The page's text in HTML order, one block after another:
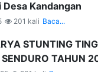
Kandangan
201 kali Baca...
STUNTING
TAHUN